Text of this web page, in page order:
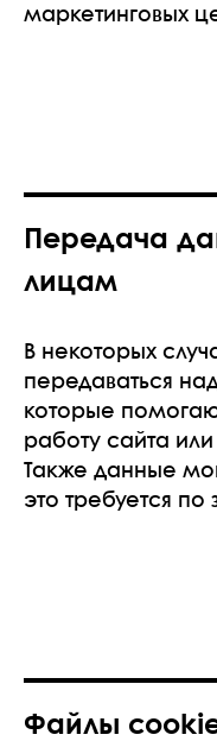
маркетинговых
Передача
лицам
В некоторых
передаваться
которые
работу сайта или
Также данные
это требуется по
Файлы